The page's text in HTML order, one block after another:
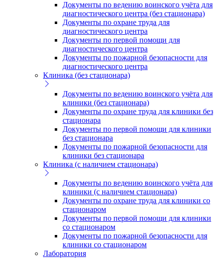
Документы по ведению воинского учёта для
диагностического центра (без стационара)
Документы по охране труда для
диагностического центра
Документы по первой помощи для
диагностического центра
Документы по пожарной безопасности для
диагностического центра
Клиника (без стационара)
Документы по ведению воинского учёта для
клиники (без стационара)
Документы по охране труда для клиники без
стационара
Документы по первой помощи для клиники
без стационара
Документы по пожарной безопасности для
клиники без стационара
Клиника (с наличием стационара)
Документы по ведению воинского учёта для
клиники (с наличием стационара)
Документы по охране труда для клиники со
стационаром
Документы по первой помощи для клиники
со стационаром
Документы по пожарной безопасности для
клиники со стационаром
Лаборатория